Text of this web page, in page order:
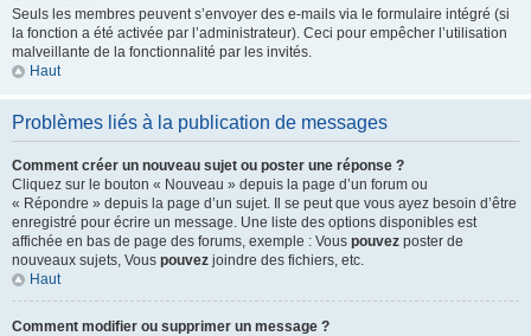
Seuls les membres peuvent s’envoyer des e-mails via le formulaire intégré (si
la fonction a été activée par l’administrateur). Ceci pour empêcher l’utilisation
malveillante de la fonctionnalité par les invités.
Haut
Problèmes liés à la publication de messages
Comment créer un nouveau sujet ou poster une réponse ?
Cliquez sur le bouton « Nouveau » depuis la page d’un forum ou
« Répondre » depuis la page d’un sujet. Il se peut que vous ayez besoin d’être
enregistré pour écrire un message. Une liste des options disponibles est
affichée en bas de page des forums, exemple : Vous pouvez poster de
nouveaux sujets, Vous pouvez joindre des fichiers, etc.
Haut
Comment modifier ou supprimer un message ?